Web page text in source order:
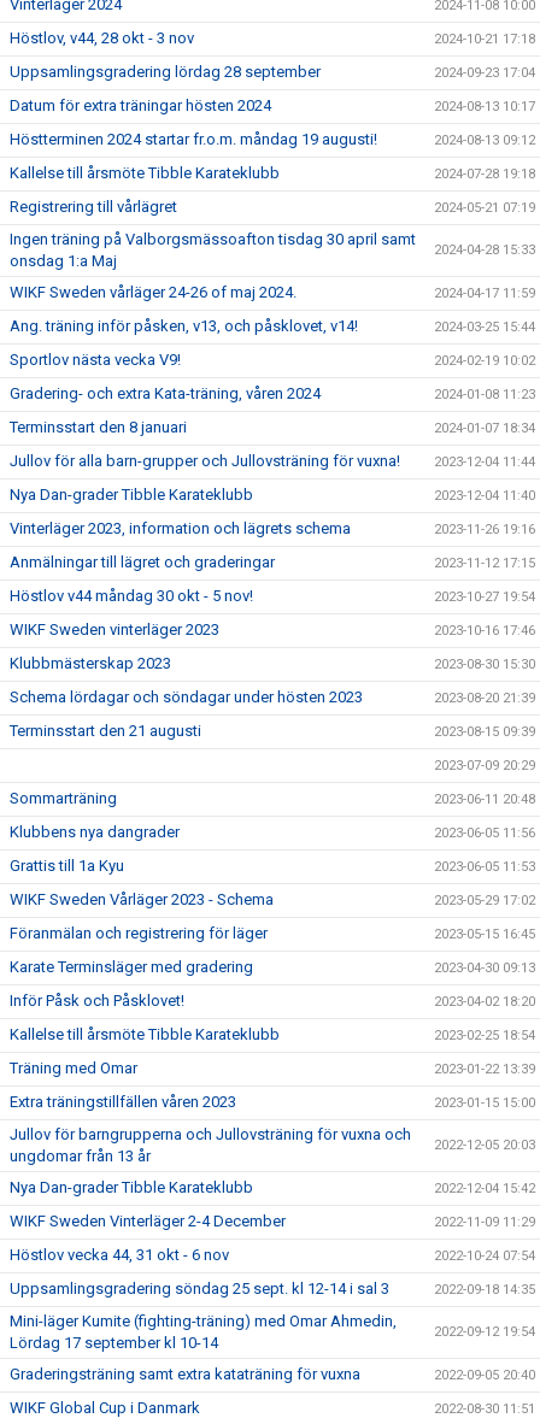
Vinterläger 2024 2024-11-08 10:00
Höstlov, v44, 28 okt - 3 nov 2024-10-21 17:18
Uppsamlingsgradering lördag 28 september 2024-09-23 17:04
Datum för extra träningar hösten 2024 2024-08-13 10:17
Höstterminen 2024 startar fr.o.m. måndag 19 augusti! 2024-08-13 09:12
Kallelse till årsmöte Tibble Karateklubb 2024-07-28 19:18
Registrering till vårlägret 2024-05-21 07:19
Ingen träning på Valborgsmässoafton tisdag 30 april samt
onsdag 1:a Maj
2024-04-28 15:33
WIKF Sweden vårläger 24-26 of maj 2024. 2024-04-17 11:59
Ang. träning inför påsken, v13, och påsklovet, v14! 2024-03-25 15:44
Sportlov nästa vecka V9! 2024-02-19 10:02
Gradering- och extra Kata-träning, våren 2024 2024-01-08 11:23
Terminsstart den 8 januari 2024-01-07 18:34
Jullov för alla barn-grupper och Jullovsträning för vuxna! 2023-12-04 11:44
Nya Dan-grader Tibble Karateklubb 2023-12-04 11:40
Vinterläger 2023, information och lägrets schema 2023-11-26 19:16
Anmälningar till lägret och graderingar 2023-11-12 17:15
Höstlov v44 måndag 30 okt - 5 nov! 2023-10-27 19:54
WIKF Sweden vinterläger 2023 2023-10-16 17:46
Klubbmästerskap 2023 2023-08-30 15:30
Schema lördagar och söndagar under hösten 2023 2023-08-20 21:39
Terminsstart den 21 augusti 2023-08-15 09:39
2023-07-09 20:29
Sommarträning 2023-06-11 20:48
Klubbens nya dangrader 2023-06-05 11:56
Grattis till 1a Kyu 2023-06-05 11:53
WIKF Sweden Vårläger 2023 - Schema 2023-05-29 17:02
Föranmälan och registrering för läger 2023-05-15 16:45
Karate Terminsläger med gradering 2023-04-30 09:13
Inför Påsk och Påsklovet! 2023-04-02 18:20
Kallelse till årsmöte Tibble Karateklubb 2023-02-25 18:54
Träning med Omar 2023-01-22 13:39
Extra träningstillfällen våren 2023 2023-01-15 15:00
Jullov för barngrupperna och Jullovsträning för vuxna och
ungdomar från 13 år
2022-12-05 20:03
Nya Dan-grader Tibble Karateklubb 2022-12-04 15:42
WIKF Sweden Vinterläger 2-4 December 2022-11-09 11:29
Höstlov vecka 44, 31 okt - 6 nov 2022-10-24 07:54
Uppsamlingsgradering söndag 25 sept. kl 12-14 i sal 3 2022-09-18 14:35
Mini-läger Kumite (fighting-träning) med Omar Ahmedin,
Lördag 17 september kl 10-14
2022-09-12 19:54
Graderingsträning samt extra kataträning för vuxna 2022-09-05 20:40
WIKF Global Cup i Danmark 2022-08-30 11:51